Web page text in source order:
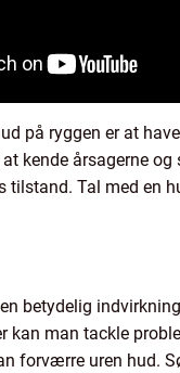
på ryggen er at
kende årsagerne
Tal med en
betydelig
kan man tackle
forværre uren